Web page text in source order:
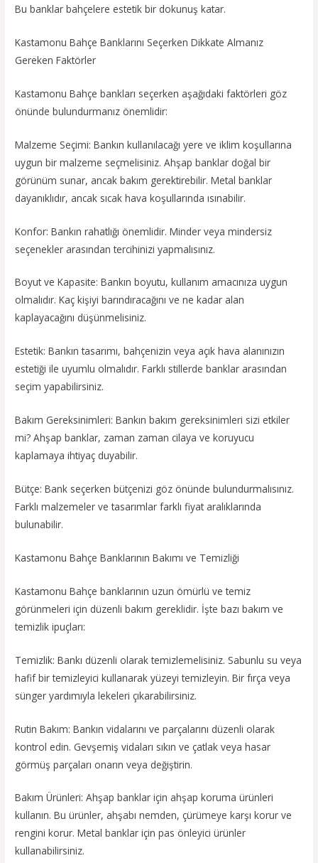
Bu banklar bahçelere estetik bir dokunuş katar.
Kastamonu Bahçe Banklarını Seçerken Dikkate Almanız
Gereken Faktörler
Kastamonu Bahçe bankları seçerken aşağıdaki faktörleri göz
önünde bulundurmanız önemlidir:
Malzeme Seçimi: Bankın kullanılacağı yere ve iklim koşullarına
uygun bir malzeme seçmelisiniz. Ahşap banklar doğal bir
görünüm sunar, ancak bakım gerektirebilir. Metal banklar
dayanıklıdır, ancak sıcak hava koşullarında ısınabilir.
Konfor: Bankın rahatlığı önemlidir. Minder veya mindersiz
seçenekler arasından tercihinizi yapmalısınız.
Boyut ve Kapasite: Bankın boyutu, kullanım amacınıza uygun
olmalıdır. Kaç kişiyi barındıracağını ve ne kadar alan
kaplayacağını düşünmelisiniz.
Estetik: Bankın tasarımı, bahçenizin veya açık hava alanınızın
estetiği ile uyumlu olmalıdır. Farklı stillerde banklar arasından
seçim yapabilirsiniz.
Bakım Gereksinimleri: Bankın bakım gereksinimleri sizi etkiler
mi? Ahşap banklar, zaman zaman cilaya ve koruyucu
kaplamaya ihtiyaç duyabilir.
Bütçe: Bank seçerken bütçenizi göz önünde bulundurmalısınız.
Farklı malzemeler ve tasarımlar farklı fiyat aralıklarında
bulunabilir.
Kastamonu Bahçe Banklarının Bakımı ve Temizliği
Kastamonu Bahçe banklarının uzun ömürlü ve temiz
görünmeleri için düzenli bakım gereklidir. İşte bazı bakım ve
temizlik ipuçları:
Temizlik: Bankı düzenli olarak temizlemelisiniz. Sabunlu su veya
hafif bir temizleyici kullanarak yüzeyi temizleyin. Bir fırça veya
sünger yardımıyla lekeleri çıkarabilirsiniz.
Rutin Bakım: Bankın vidalarını ve parçalarını düzenli olarak
kontrol edin. Gevşemiş vidaları sıkın ve çatlak veya hasar
görmüş parçaları onarın veya değiştirin.
Bakım Ürünleri: Ahşap banklar için ahşap koruma ürünleri
kullanın. Bu ürünler, ahşabı nemden, çürümeye karşı korur ve
rengini korur. Metal banklar için pas önleyici ürünler
kullanabilirsiniz.